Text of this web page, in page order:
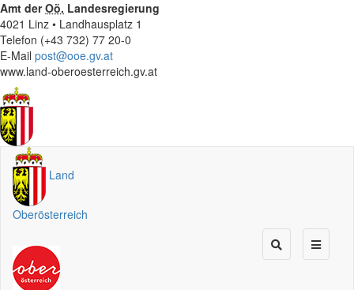
Amt derOö. Landesregierung
4021 Linz • Landhausplatz 1
Telefon (+43 732) 77 20-0
E-Mail post@ooe.gv.at
www.land-oberoesterreich.gv.at
Land
Oberösterreich